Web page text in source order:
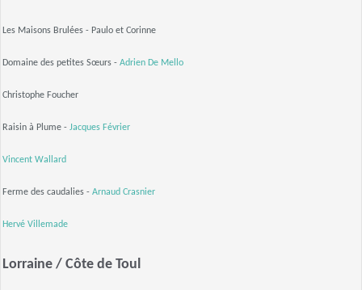
Les Maisons Brulées - Paulo et Corinne
Domaine des petites Sœurs - Adrien De Mello
Christophe Foucher
Raisin à Plume - Jacques Février
Vincent Wallard
Ferme des caudalies - Arnaud Crasnier
Hervé Villemade
Lorraine / Côte de Toul